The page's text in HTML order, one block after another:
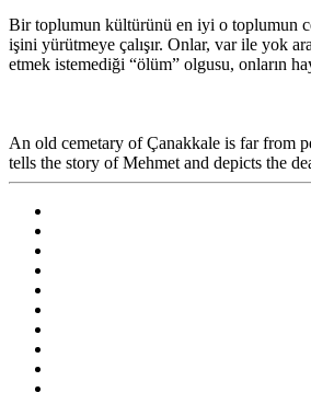
Bir toplumun kültürünü en iyi o toplumun
işini yürütmeye çalışır. Onlar, var ile yok
etmek istemediği “ölüm” olgusu, onların
An old cemetary of Çanakkale is far from
tells the story of Mehmet and depicts the